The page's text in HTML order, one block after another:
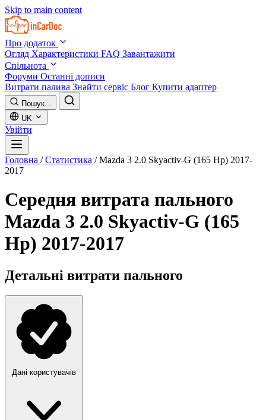
Skip to main content
Про додаток
Огляд Характеристики FAQ Завантажити
Спільнота
Форуми Останні дописи
Витрати палива Знайти сервіс Блог Купити адаптер
Пошук...
UK
Увійти
Головна / Статистика / Mazda 3 2.0 Skyactiv-G (165 Hp) 2017-
2017
Середня витрата пального
Mazda 3 2.0 Skyactiv-G (165
Hp) 2017-2017
Детальні витрати пального
Дані користувачів